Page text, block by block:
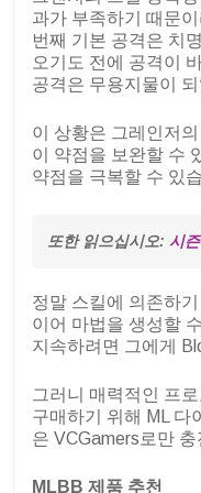
과가 부족하기 때문
번째 기본 공격은 치
오기도 전에 공격이
공격은 무용지물이
이 상황은 그레인저
이 약점을 보완할 수
약점을 극복할 수 있
또한 읽으십시오: 시
정말 스킬에 의존하
이어 마법을 생성할
지속하려면 그에게
그러니 매력적인 프
구매하기 위해 ML 다
은 VCGamers로만
MLBB 제품 추천